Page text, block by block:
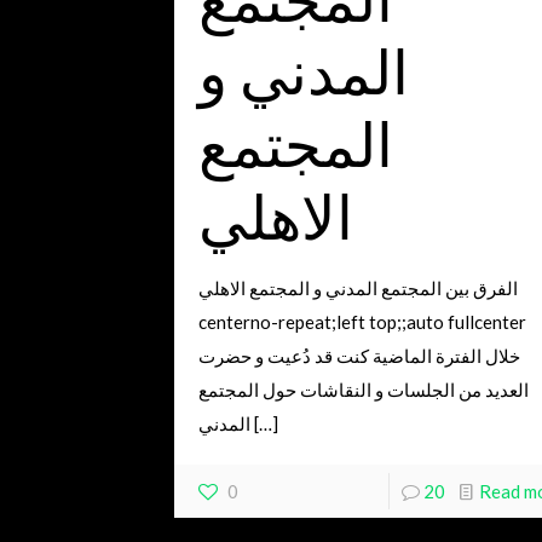
المدني و
المجتمع
الاهلي
الفرق بين المجتمع المدني و المجتمع الاهلي
centerno-repeat;left top;;auto fullcenter
خلال الفترة الماضية كنت قد دُعيت و حضرت
العديد من الجلسات و النقاشات حول المجتمع
المدني […]
0 20 Read